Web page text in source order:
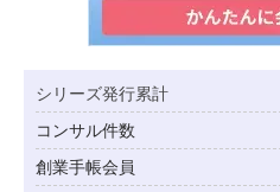
シリーズ発行累計
コンサル件数
創業手帳会員